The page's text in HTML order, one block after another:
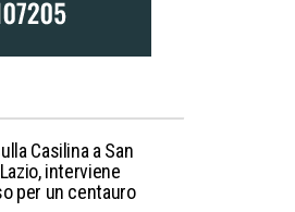
Casilina a San
interviene
per un centauro